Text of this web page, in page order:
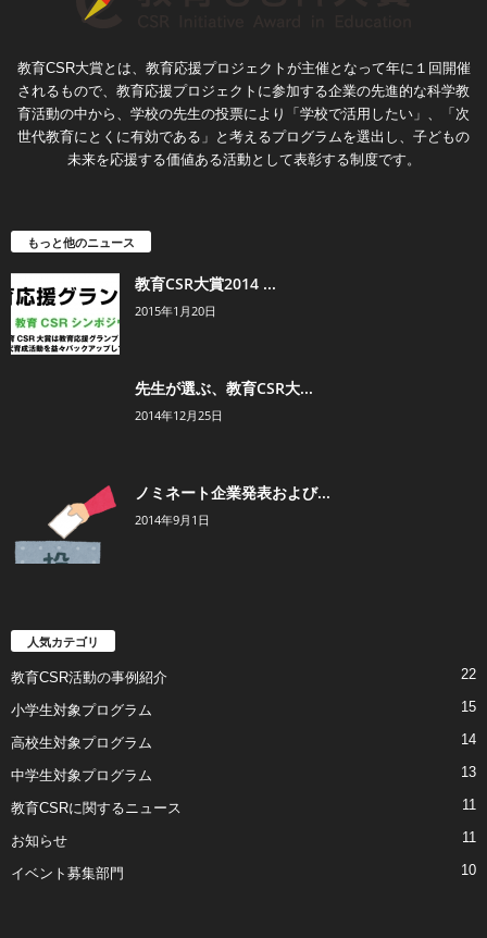
教育CSR大賞とは、教育応援プロジェクトが主催となって年に１回開催
されるもので、教育応援プロジェクトに参加する企業の先進的な科学教
育活動の中から、学校の先生の投票により「学校で活用したい」、「次
世代教育にとくに有効である」と考えるプログラムを選出し、子どもの
未来を応援する価値ある活動として表彰する制度です。
もっと他のニュース
教育CSR大賞2014 ...
2015年1月20日
先生が選ぶ、教育CSR大...
2014年12月25日
ノミネート企業発表および...
2014年9月1日
人気カテゴリ
教育CSR活動の事例紹介 22
小学生対象プログラム 15
高校生対象プログラム 14
中学生対象プログラム 13
教育CSRに関するニュース 11
お知らせ 11
イベント募集部門 10